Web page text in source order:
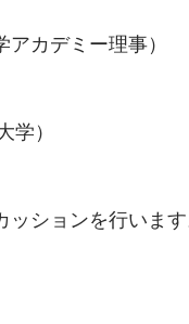
カデミー理事）
学）
ッションを行いま